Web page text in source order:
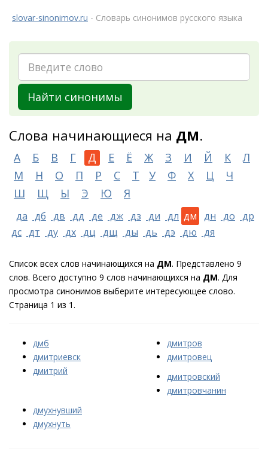
slovar-sinonimov.ru - Словарь синонимов русского языка
Найти синонимы
Слова начинающиеся на ДМ.
А Б В Г Д Е Ё Ж З И Й К
Л
М
Н О П Р С Т У Ф Х Ц
Ч
Ш
Щ Ы Э Ю Я
да дб дв дд де дж дз ди дл дм дн до др
дс дт ду дх дц дщ ды дь дэ дю дя
Список всех слов начинающихся на ДМ. Представлено 9
слов. Всего доступно 9 слов начинающихся на ДМ. Для
просмотра синонимов выберите интересующее слово.
Страница 1 из 1.
дмб
дмитриевск
дмитрий
дмитров
дмитровец
дмитровский
дмитровчанин
дмухнувший
дмухнуть